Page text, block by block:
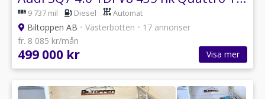
9 737 mil Diesel Automat
Biltoppen AB • Västerbotten • 17 annonser
fr. 8 085 kr/mån
499 000 kr Visa mer